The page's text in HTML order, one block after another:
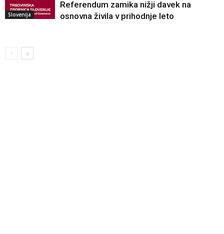
Slovenija
Referendum zamika nižji davek na
osnovna živila v prihodnje leto